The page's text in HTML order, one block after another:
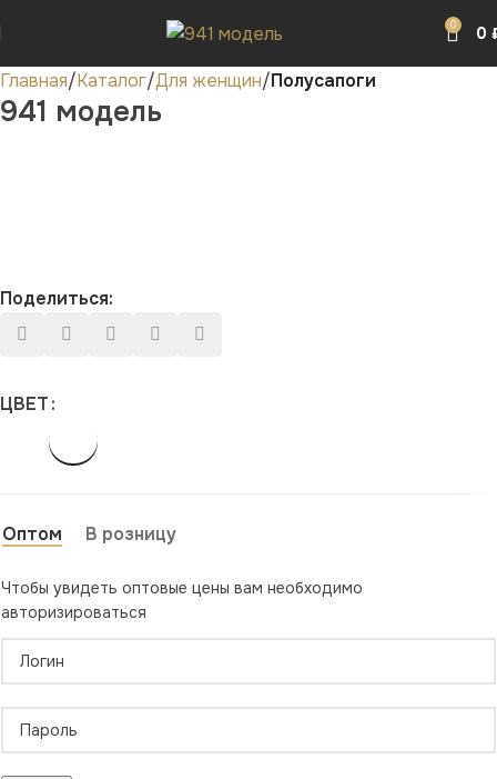
0 0
Главная Каталог Для женщин Полусапоги
941 модель
Поделиться:
ЦВЕТ
Оптом В розницу
Чтобы увидеть оптовые цены вам необходимо
авторизироваться